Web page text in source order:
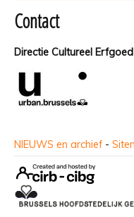
Contact
Directie Cultureel Erfgoed
NIEUWS en archief -